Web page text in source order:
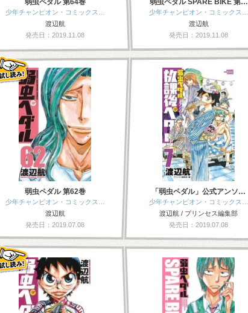
弱虫ペダル 第64巻
少年チャンピオン・コミックス…
渡辺航
発売日：2019.11.08
弱虫ペダル SPARE BIKE 第…
少年チャンピオン・コミックス…
渡辺航
発売日：2019.11.08
弱虫ペダル 第62巻
少年チャンピオン・コミックス…
渡辺航
発売日：2019.07.08
「弱虫ペダル」公式アンソ…
少年チャンピオン・コミックス…
渡辺航 / プリンセス編集部
発売日：2019.07.08